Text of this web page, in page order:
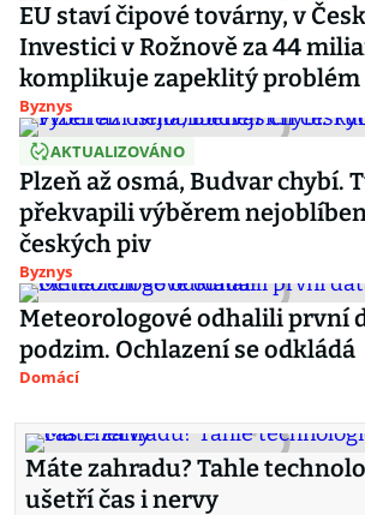
EU staví čipové továrny, v
Investici v Rožnově za 44
komplikuje zapeklitý problém
Byznys
AKTUALIZOVÁNO
Plzeň až osmá, Budvar chybí.
překvapili výběrem
českých piv
Byznys
Meteorologové odhalili první
podzim. Ochlazení se odkládá
Domácí
Máte zahradu? Tahle
ušetří čas i nervy